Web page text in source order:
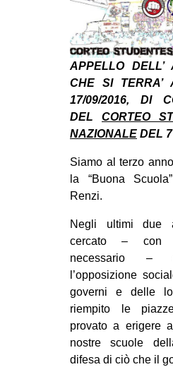
SPAZI
SPORT
DIRITTO
ARTE
APPELLO DELL’
CHE SI TERRA’
17/09/2016, DI
DEL CORTEO
NAZIONALE DEL
Siamo al terzo
la “Buona
Renzi.
Negli ultimi due
cercato – con
necessario –
l’opposizione
governi e delle
riempito le
provato a erigere
nostre scuole
difesa di ciò che il